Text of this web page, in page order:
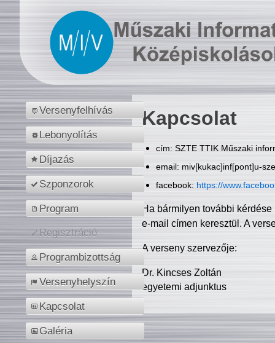
Versenyfelhívás
Lebonyolítás
Díjazás
Szponzorok
Program
Regisztráció
Programbizottság
Versenyhelyszín
Kapcsolat
Galéria
Kapcsolat
cím: SZTE TTIK Műszaki
email: miv[kukac]inf[pont]u-
facebook: https://
Ha bármilyen további
e-mail címen keresztül. A
A verseny szervezője:
Dr. Kincses Zoltán
egyetemi adjunktus